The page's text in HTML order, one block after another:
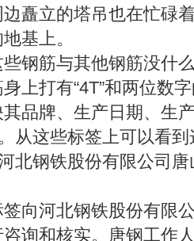
矗立的塔吊也在忙碌
基上。
筋与其他钢筋没什
上打有“4T”和两位数
品牌、生产日期、生
从这些标签上可以看
北钢铁股份有限公司
河北钢铁股份有限
询和核实。唐钢工作